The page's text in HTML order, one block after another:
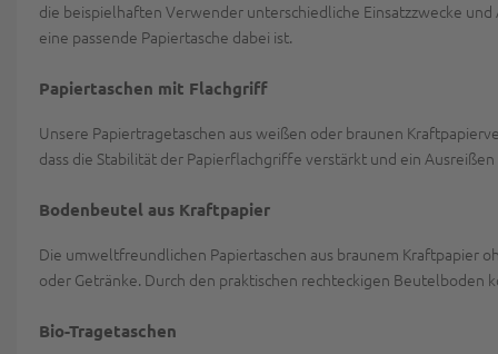
die beispielhaften Verwender unterschiedliche Einsatzzwecke
eine passende Papiertasche dabei ist.
Papiertaschen mit Flachgriff
Unsere Papiertragetaschen aus weißen oder braunen
dass die Stabilität der Papierflachgriffe verstärkt und ein
Bodenbeutel aus Kraftpapier
Die umweltfreundlichen Papiertaschen aus braunem Kraftpapier
oder Getränke. Durch den praktischen rechteckigen Beutelboden
Bio-Tragetaschen